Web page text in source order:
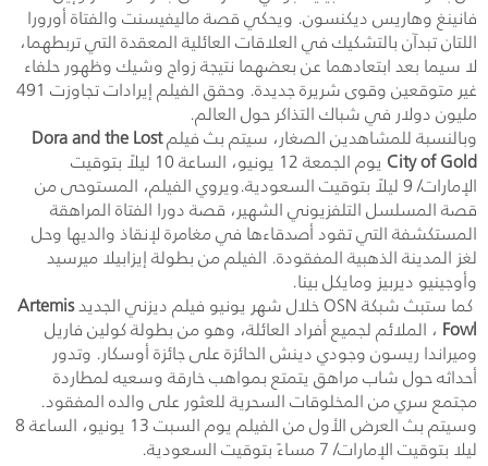
فانينغ وهاريس ديكنسون. ويحكي قصة ماليفيسنت والفتاة أورورا
اللتان تبدآن بالتشكيك في العلاقات العائلية المعقدة التي تربطهما،
لا سيما بعد ابتعادهما عن بعضهما نتيجة زواج وشيك وظهور حلفاء
غير متوقعين وقوى شريرة جديدة. وحقق الفيلم إيرادات تجاوزت 491
مليون دولار في شباك التذاكر حول العالم.
وبالنسبة للمشاهدين الصغار، سيتم بث فيلمDora and the Lost
City of Gold يوم الجمعة 12 يونيو، الساعة 10 ليلاً بتوقيت
الإمارات/ 9 ليلاً بتوقيت السعودية.ويروي الفيلم، المستوحى من
قصة المسلسل التلفزيوني الشهير، قصة دورا الفتاة المراهقة
المستكشفة التي تقود أصدقاءها في مغامرة لإنقاذ والديها وحل
لغز المدينة الذهبية المفقودة. الفيلم من بطولة إيزابيلا ميرسيد
وأوجينيو ديربيز ومايكل بينا.
كما ستبث شبكةOSNخلال شهر يونيو فيلم ديزني الجديدArtemis
Fowl ، الملائم لجميع أفراد العائلة، وهو من بطولة كولين فاريل
وميراندا ريسون وجودي دينش الحائزة على جائزة أوسكار. وتدور
أحداثه حول شاب مراهق يتمتع بمواهب خارقة وسعيه لمطاردة
مجتمع سري من المخلوقات السحرية للعثور على والده المفقود.
وسيتم بث العرض الأول من الفيلم يوم السبت 13 يونيو، الساعة 8
ليلا بتوقيت الإمارات/ 7 مساءً بتوقيت السعودية.